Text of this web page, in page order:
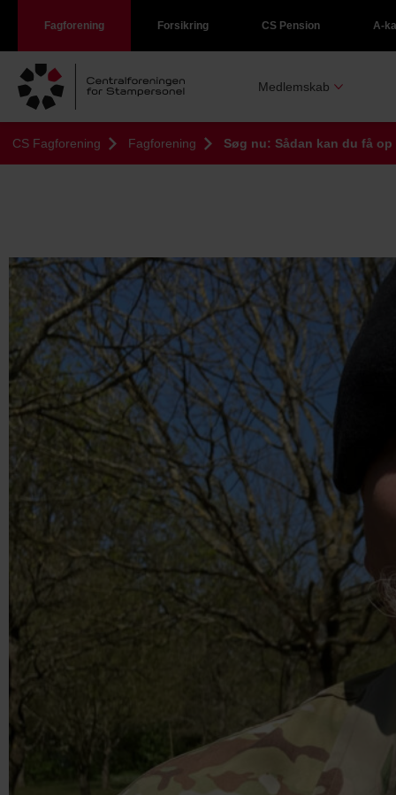
Fagforening Forsikring CS Pension A-
Medlemskab
CS Fagforening Fagforening Søg nu: Sådan kan du få